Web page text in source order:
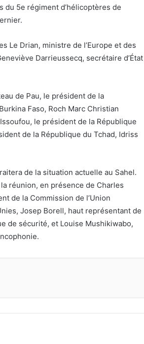
du 5e régiment d’hélicoptères de
Le Drian, ministre de l’Europe et des
Darrieussecq, secrétaire d’État
de Pau, le président de la
Faso, Roch Marc Christian
le président de la République
de la République du Tchad, Idriss
de la situation actuelle au Sahel.
réunion, en présence de Charles
de la Commission de l’Union
Josep Borell, haut représentant de
de sécurité, et Louise Mushikiwabo,